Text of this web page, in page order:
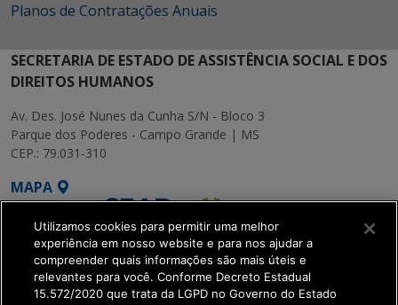
Planos de Contratações Anuais
SECRETARIA DE ESTADO DE ASSISTÊNCIA SOCIAL E DOS
DIREITOS HUMANOS
Av. Des. José Nunes da Cunha S/N - Bloco 3
Parque dos Poderes - Campo Grande | MS
CEP.: 79.031-310
MAPA
SETDIG | Secretaria-
Utilizamos cookies para permitir uma melhor
experiência em nosso website e para nos ajudar a
compreender quais informações são mais úteis e
relevantes para você. Conforme Decreto Estadual
15.572/2020 que trata da LGPD no Governo do Estado